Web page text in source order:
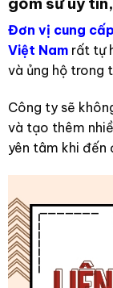
Đơn vị cung
Việt Nam rất tự
và ủng hộ trong
Công ty sẽ
và tạo thêm
yên tâm khi đến